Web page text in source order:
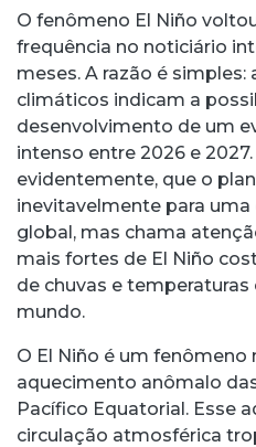
O fenômeno El Niño
frequência no noticiário
meses. A razão é
climáticos indicam a
desenvolvimento de um
intenso entre 2026 e
evidentemente, que o
inevitavelmente para
global, mas chama
mais fortes de El Niño
de chuvas e
mundo.
O El Niño é um fenômeno
aquecimento anômalo
Pacífico Equatorial. Esse
circulação atmosférica